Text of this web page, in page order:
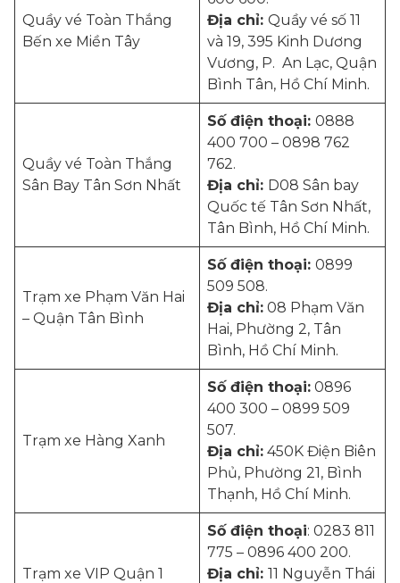
Quầy vé Toàn Thắng
Bến xe Miền Tây
Địa chỉ: Quầy vé số 11
và 19, 395 Kinh Dương
Vương, P. An Lạc, Quận
Bình Tân, Hồ Chí Minh.
Quầy vé Toàn Thắng
Sân Bay Tân Sơn Nhất
Số điện thoại: 0888
400 700 – 0898 762
762.
Địa chỉ: D08 Sân bay
Quốc tế Tân Sơn Nhất,
Tân Bình, Hồ Chí Minh.
Trạm xe Phạm Văn Hai
– Quận Tân Bình
Số điện thoại: 0899
509 508.
Địa chỉ: 08 Phạm Văn
Hai, Phường 2, Tân
Bình, Hồ Chí Minh.
Trạm xe Hàng Xanh
Số điện thoại: 0896
400 300 – 0899 509
507.
Địa chỉ: 450K Điện Biên
Phủ, Phường 21, Bình
Thạnh, Hồ Chí Minh.
Trạm xe VIP Quận 1
Số điện thoại: 0283 811
775 – 0896 400 200.
Địa chỉ: 11 Nguyễn Thái